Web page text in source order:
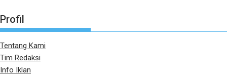
Profil
Tentang Kami
Tim Redaksi
Info Iklan